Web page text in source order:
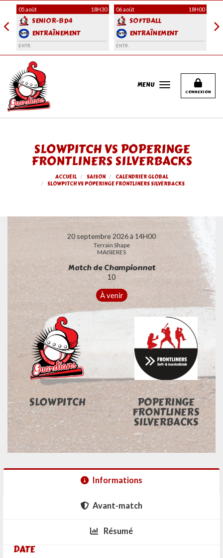
05 août 18H30
SENIOR-BD4
ENTRAÎNEMENT
ENTR.
06 août 18H00
SOFTBALL
ENTRAÎNEMENT
ENTR.
CONNEXION
MENU
SLOWPITCH VS POPERINGE
FRONTLINERS SILVERBACKS
ACCUEIL SAISON
CALENDRIER GLOBAL
SLOWPITCH VS POPERINGE FRONTLINERS SILVERBACKS
20 septembre 2026 à 14H00
Terrain Shape
MAISIERES
Match de Championnat
10
À venir
SLOWPITCH POPERINGE
FRONTLINERS
SILVERBACKS
Informations
Avant-match
Résumé
DATE
Panneau de gestion des cookies